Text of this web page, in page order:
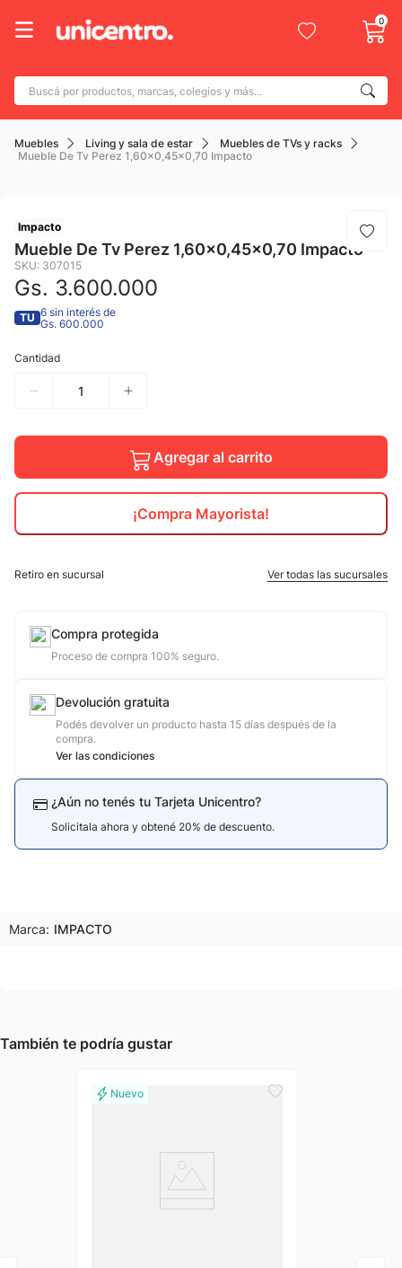
0
Buscá por productos, marcas, colegios y más...
Muebles Living y sala de estar
Muebles de TVs y racks
Mueble De Tv Perez 1,60x0,45x0,70 Impacto
Impacto
Mueble De Tv Perez 1,60x0,45x0,70 Impacto
SKU: 307015
Gs. 3.600.000
TU 6 sin interés de
Gs. 600.000
Cantidad
Agregar al carrito
¡Compra Mayorista!
Retiro en sucursal Ver todas las sucursales
Compra protegida
Proceso de compra 100% seguro.
Devolución gratuita
Podés devolver un producto hasta 15 días después de la
compra.
Ver las condiciones
¿Aún no tenés tu Tarjeta Unicentro?
Solicitala ahora y obtené 20% de descuento.
Marca: IMPACTO
También te podría gustar
Términos más buscados
1. adidas
4. mochila
5.
6. caterpillar
10. jdy